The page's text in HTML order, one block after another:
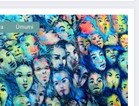
Ümumi